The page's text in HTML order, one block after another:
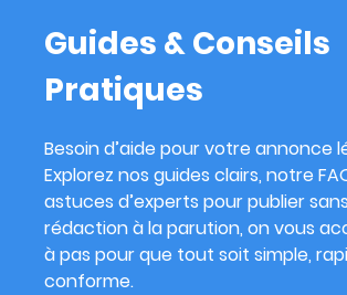
Guides & Conseils
Pratiques
Besoin d’aide pour votre annonce
Explorez nos guides clairs, notre
astuces d’experts pour publier
rédaction à la parution, on vous
à pas pour que tout soit simple,
conforme.